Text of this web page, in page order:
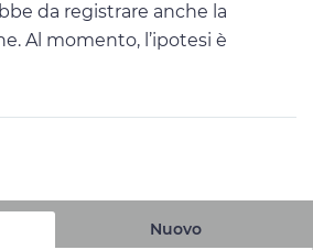
da registrare anche la
Al momento, l’ipotesi è
Nuovo